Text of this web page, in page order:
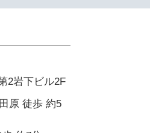
2岩下ビル2F
原 徒歩 約5